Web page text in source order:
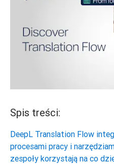
Spis treści:
DeepL Translation Flow
procesami pracy i
zespoły korzystają na co